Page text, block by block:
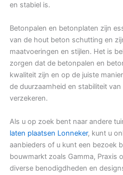
en stabiel is.
Betonpalen en betonplaten zijn
van de hout beton schutting en
maatvoeringen en stijlen. Het is
zorgen dat de betonpalen en
kwaliteit zijn en op de juiste
de duurzaamheid en stabiliteit
verzekeren.
Als u op zoek bent naar andere
laten plaatsen Lonneker, kunt u
aanbieders of u kunt een bezoek
bouwmarkt zoals Gamma, Praxis
diverse benodigdheden en